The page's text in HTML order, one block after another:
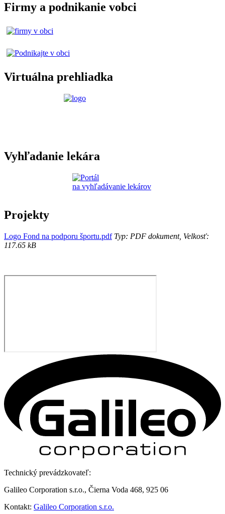
Firmy a podnikanie vobci
Virtuálna prehliadka
Vyhľadanie lekára
Projekty
Logo Fond na podporu športu.pdfTyp: PDF dokument, Velkosť:
117.65 kB
Technický prevádzkovateľ:
Galileo Corporation s.r.o., Čierna Voda 468, 925 06
Kontakt: Galileo Corporation s.r.o.